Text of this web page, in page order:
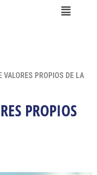
VALORES PROPIOS DE LA
PROPIOS